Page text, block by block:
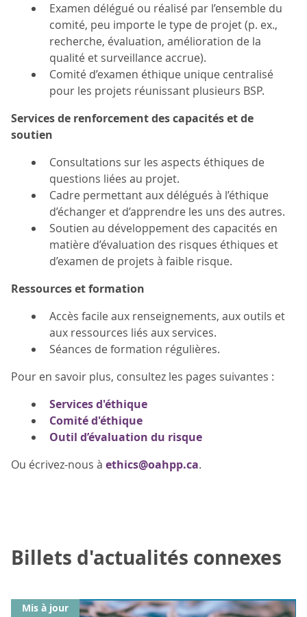
Examen délégué ou réalisé par l’ensemble du
comité, peu importe le type de projet (p. ex.,
recherche, évaluation, amélioration de la
qualité et surveillance accrue).
Comité d’examen éthique unique centralisé
pour les projets réunissant plusieurs BSP.
Services de renforcement des capacités et de
soutien
Consultations sur les aspects éthiques de
questions liées au projet.
Cadre permettant aux délégués à l’éthique
d’échanger et d’apprendre les uns des autres.
Soutien au développement des capacités en
matière d’évaluation des risques éthiques et
d’examen de projets à faible risque.
Ressources et formation
Accès facile aux renseignements, aux outils et
aux ressources liés aux services.
Séances de formation régulières.
Pour en savoir plus, consultez les pages suivantes :
Services d'éthique
Comité d'éthique
Outil d’évaluation du risque
Ou écrivez-nous à ethics@oahpp.ca.
Billets d'actualités connexes
Mis à jour